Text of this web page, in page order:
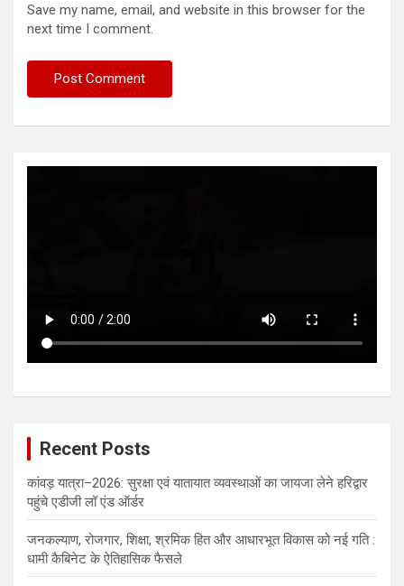
Save my name, email, and website in this browser for the
next time I comment.
Recent Posts
कांवड़ यात्रा–2026: सुरक्षा एवं यातायात व्यवस्थाओं का जायजा लेने हरिद्वार
पहुंचे एडीजी लॉ एंड ऑर्डर
जनकल्याण, रोजगार, शिक्षा, श्रमिक हित और आधारभूत विकास को नई गति :
धामी कैबिनेट के ऐतिहासिक फैसले